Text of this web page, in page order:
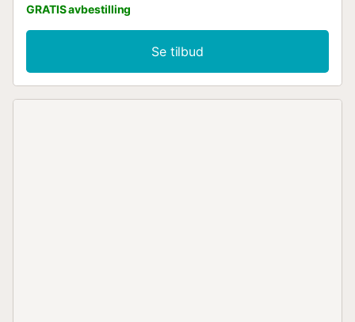
GRATIS avbestilling
Se tilbud